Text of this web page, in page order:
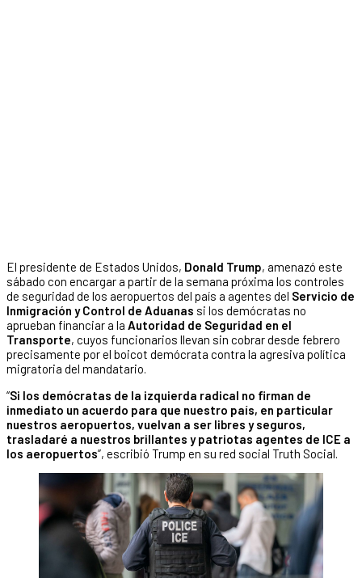
El presidente de Estados Unidos, Donald Trump, amenazó este
sábado con encargar a partir de la semana próxima los controles
de seguridad de los aeropuertos del país a agentes del Servicio de
Inmigración y Control de Aduanas si los demócratas no
aprueban financiar a la Autoridad de Seguridad en el
Transporte, cuyos funcionarios llevan sin cobrar desde febrero
precisamente por el boicot demócrata contra la agresiva política
migratoria del mandatario.
“Si los demócratas de la izquierda radical no firman de
inmediato un acuerdo para que nuestro país, en particular
nuestros aeropuertos, vuelvan a ser libres y seguros,
trasladaré a nuestros brillantes y patriotas agentes de ICE a
los aeropuertos”, escribió Trump en su red social Truth Social.